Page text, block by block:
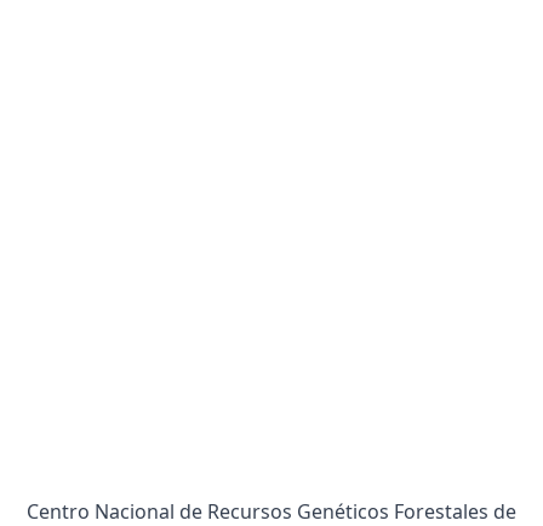
Centro Nacional de Recursos Genéticos Forestales de